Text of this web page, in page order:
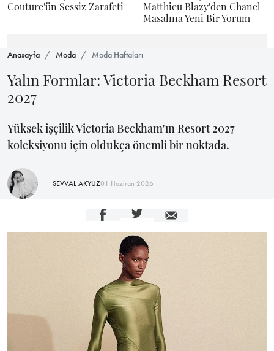
Couture'ün Sessiz Zarafeti
Matthieu Blazy'den Chanel
Masalına Yeni Bir Yorum
Anasayfa Moda Moda Haftaları
Yalın Formlar: Victoria Beckham Resort
2027
Yüksek işçilik Victoria Beckham'ın Resort 2027
koleksiyonu için oldukça önemli bir noktada.
ŞEVVAL AKYÜZ01 Haziran 2026